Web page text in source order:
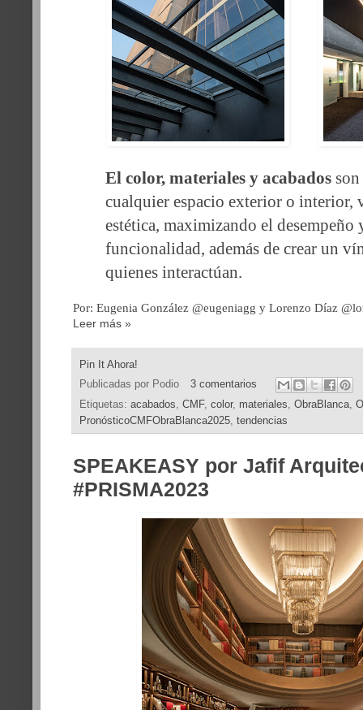
El color, materiales y acabados son
cualquier espacio exterior o interior,
estética, maximizando el desempeño
funcionalidad, además de crear un
quienes interactúan.
Por: Eugenia González @eugeniagg y Lorenzo Díaz
Leer más »
Pin It Ahora!
Publicadas por Podio
3 comentarios
Etiquetas: acabados, CMF, color, materiales, ObraBlanca,
PronósticoCMFObraBlanca2025, tendencias
SPEAKEASY por Jafif
#PRISMA2023